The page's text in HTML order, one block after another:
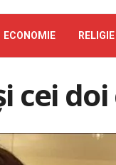
ECONOMIE RELIGIE
cei